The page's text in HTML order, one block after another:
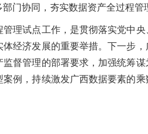
部门协同，夯实数据资产全过程管
试点工作，是贯彻落实党中央
经济发展的重要举措。下一步
监督管理的部署要求，加强统筹
例，持续激发广西数据要素的